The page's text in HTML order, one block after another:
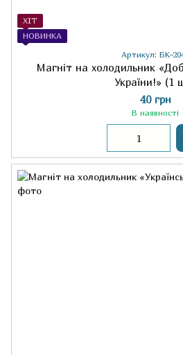
ХІТ
НОВИНКА
Артикул: БК-
Магніт на холодильник
України!» (1
40 грн
В наявності